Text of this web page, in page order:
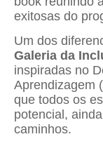
exitosas do
Um dos
Galeria da
inspiradas no
Aprendizagem
que todos os
potencial,
caminhos.